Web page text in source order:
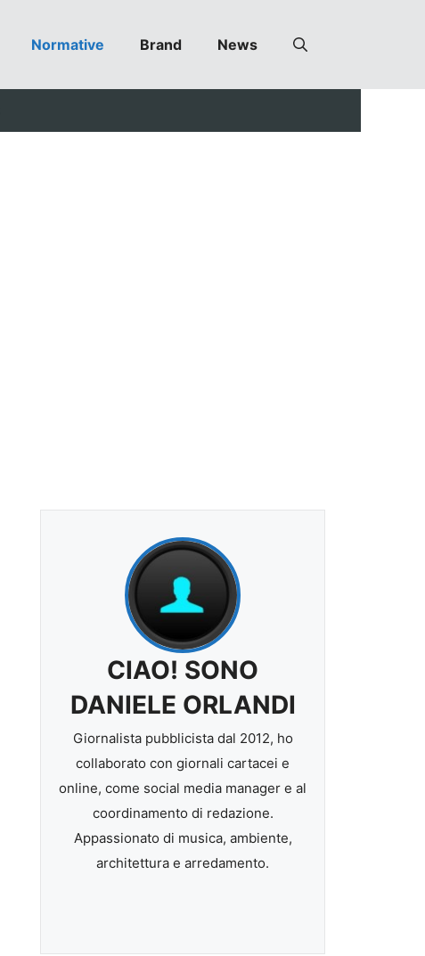
Normative Brand News
CIAO! SONO
DANIELE ORLANDI
Giornalista pubblicista dal 2012, ho
collaborato con giornali cartacei e
online, come social media manager e al
coordinamento di redazione.
Appassionato di musica, ambiente,
architettura e arredamento.